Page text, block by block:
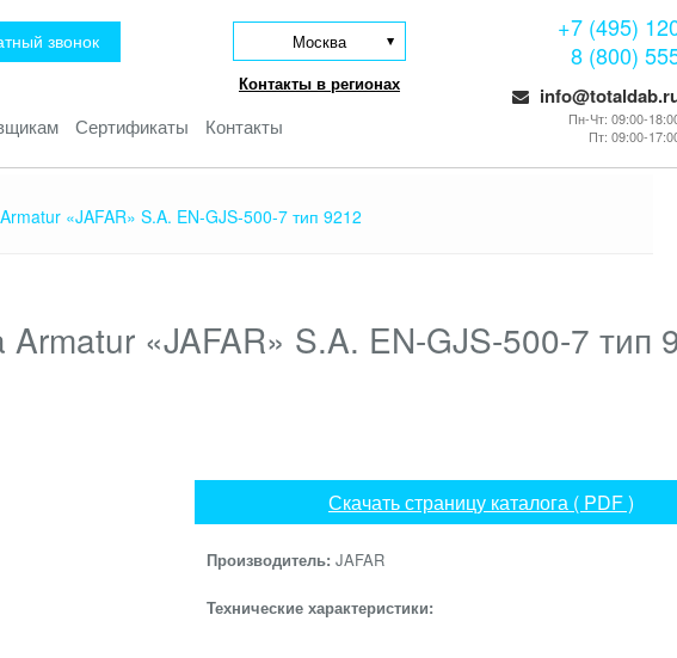
звонок
Сертификаты Контакты
Москва
Контакты в регионах
+7 (495)
8 (800)
Пн-Чт: 09:00-
Пт: 09:00-
«JAFAR» S.A. EN-GJS-500-7 тип 9212
«JAFAR» S.A. EN-GJS-500-7 тип
Скачать страницу каталога ( PDF )
Производитель: JAFAR
Технические характеристики: